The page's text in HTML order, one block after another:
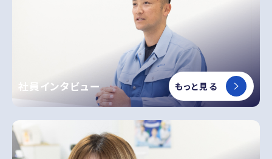
社員インタビュー もっと見る